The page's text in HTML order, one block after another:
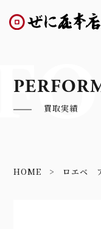
買取実績
HOME ロエベ